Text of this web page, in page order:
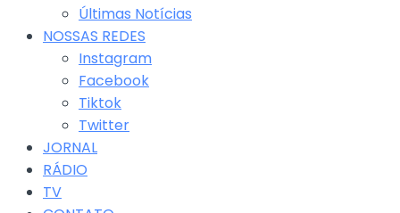
Últimas Notícias
NOSSAS REDES
Instagram
Facebook
Tiktok
Twitter
JORNAL
RÁDIO
TV